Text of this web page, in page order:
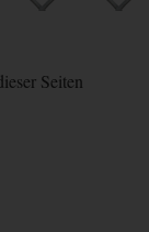
Seiten